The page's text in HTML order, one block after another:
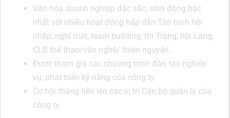
Văn hóa doanh nghiệp đặc sắc, sinh động bậc
nhất với nhiều hoạt động hấp dẫn:Tân binh hội
nhập, nghỉ mát, team building, thi Trạng, hội Làng,
CLB thể thao/văn nghệ/ thiện nguyện…
Được tham gia các chương trình đào tạo nghiệp
vụ, phát triển kỹ năng của công ty.
Cơ hội thăng tiến lên các vị trí Cán bộ quản lý của
công ty.